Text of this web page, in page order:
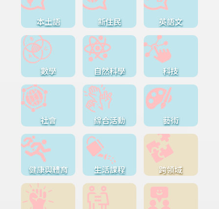
本土語 新住民 英語文
數學 自然科學 科技
社會 綜合活動 藝術
健康與體育 生活課程 跨領域